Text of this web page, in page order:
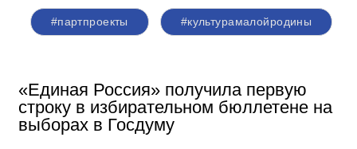
#партпроекты #культурамалойродины
«Единая Россия» получила первую
строку в избирательном бюллетене на
выборах в Госдуму